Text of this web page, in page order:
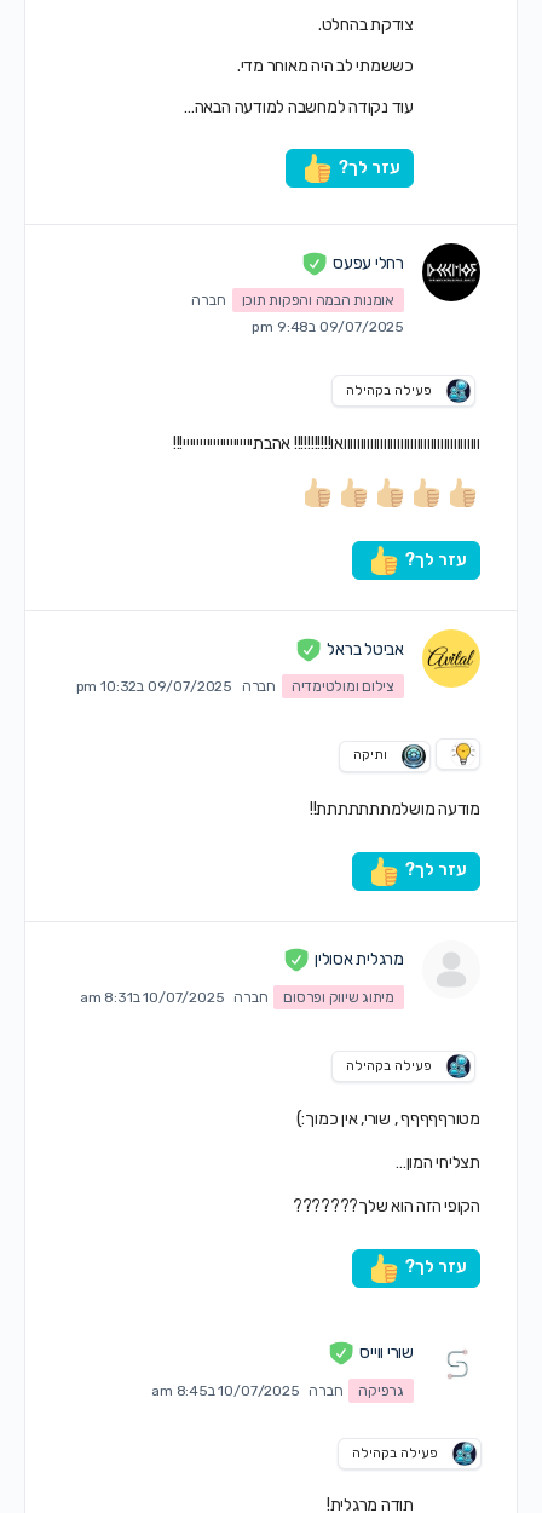
צודקת בהחלט.
כששמתי לב היה מאוחר מדי.
עוד נקודה למחשבה למודעה הבאה…
עזר לך?
רחלי עפעס
אומנות הבמה והפקות תוכן
חברה
09/07/2025 ב9:48 pm
פעילה בקהילה
ווווווווווווווווווווווווווווווווווווווווואו!!!!!!!!!!! אהבתייייייייייייייייייייי!!!
עזר לך?
אביטל בראל
צילום ומולטימדיה חברה 09/07/2025 ב10:32 pm
ותיקה
מודעה מושלמתתתתתתת!!
עזר לך?
מרגלית אסולין
מיתוג שיווק ופרסום חברה 10/07/2025 ב8:31 am
פעילה בקהילה
מטורףףףףף , שורי, אין כמוך:)
תצליחי המון…
הקופי הזה הוא שלך???????
עזר לך?
שורי ווייס
גרפיקה חברה 10/07/2025 ב8:45 am
פעילה בקהילה
תודה מרגלית!